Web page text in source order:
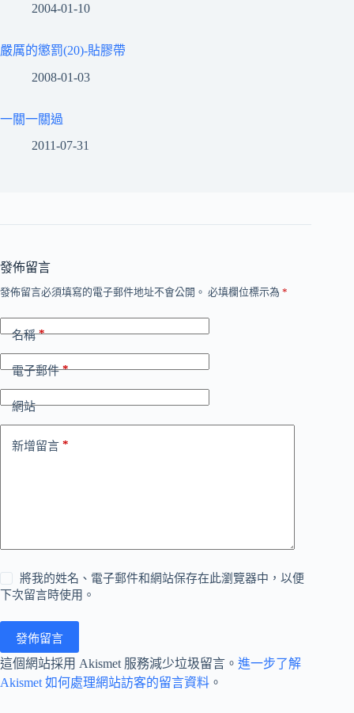
2004-01-10
嚴厲的懲罰(20)-貼膠帶
2008-01-03
一關一關過
2011-07-31
發佈留言
發佈留言必須填寫的電子郵件地址不會公開。 必填欄位標示為 *
名稱*
電子郵件*
網站
新增留言 *
將我的姓名、電子郵件和網站保存在此瀏覽器中，以便
下次留言時使用。
發佈留言
這個網站採用 Akismet 服務減少垃圾留言。 進一步了解
Akismet 如何處理網站訪客的留言資料 。